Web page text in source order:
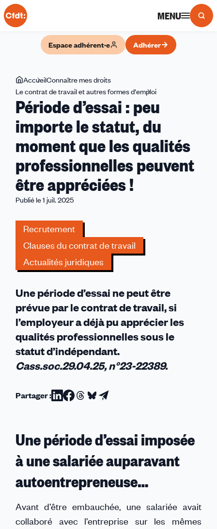
Panneau de gestion des cookies
MENU
Espace adhérent·e Adhérer
Vous
êtes
ici
AccueilConnaître mes droits
Le contrat de travail et autres formes d'emploi
peu
importe
statut,
Période d’essai : peu
importe le statut, du
moment que les qualités
professionnelles peuvent
être appréciées !
Publié le 1 juil. 2025
Recrutement
Clauses du contrat de travail
Actualités juridiques
Une période d’essai ne peut être
prévue par le contrat de travail, si
l’employeur a déjà pu apprécier les
qualités professionnelles sous le
statut d’indépendant.
Cass.soc.29.04.25, n°23-22389.
Partager :Partager
Linkedin
Partager
Facebook
Partager
Threads
Partager
Bluesky
Partager
email
Une période d’essai imposée
à une salariée auparavant
autoentrepreneuse…
Avant d’être embauchée, une salariée avait
collaboré avec l’entreprise sur les mêmes